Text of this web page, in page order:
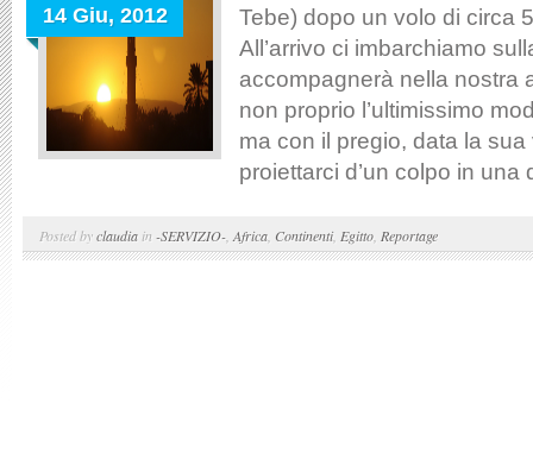
14 Giu, 2012
Tebe) dopo un volo di circa
All’arrivo ci imbarchiamo
accompagnerà nella nostra
non proprio l’ultimissimo
ma con il pregio, data la
proiettarci d’un colpo in una
Posted byclaudia in -SERVIZIO- Africa Continenti, Egitto Reportage